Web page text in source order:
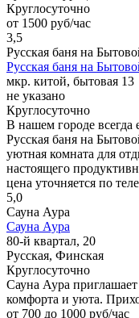
Круглосуточно
от 1500 руб/час
3,5
Русская баня на
Русская баня на
мкр. китой, бытовая 13
не указано
Круглосуточно
В нашем городе всегда
Русская баня на
уютная комната для
настоящего
цена уточняется по
5,0
Сауна Аура
Сауна Аура
80-й квартал, 20
Русская, Финская
Круглосуточно
Сауна Аура
комфорта и уюта.
от 700 до 1000 руб/час